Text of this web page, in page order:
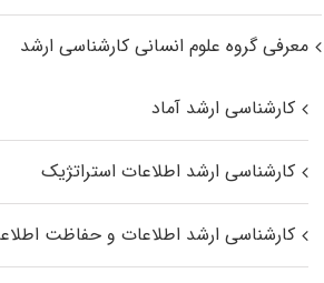
معرفی گروه علوم انسانی کارشناسی ارشد
کارشناسی ارشد آماد
کارشناسی ارشد اطلاعات استراتژیک
کارشناسی ارشد اطلاعات و حفاظت